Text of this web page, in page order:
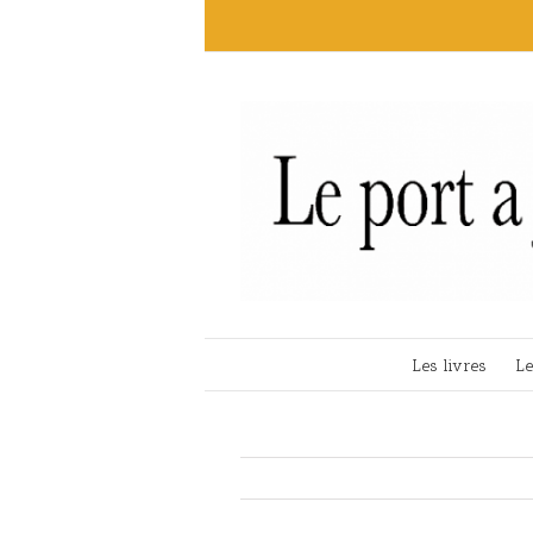
Les livres